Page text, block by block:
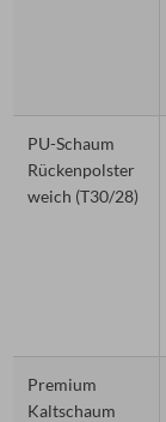
PU-Schaum
Rückenpolster
weich (T30/28)
Premium
Kaltschaum